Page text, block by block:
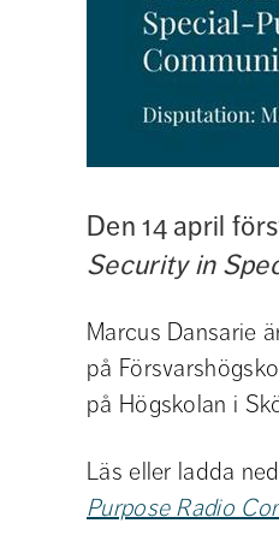
Den 14 april
Security in
Marcus Dansarie
på
på Högskolan i
Läs eller ladda
Purpose Radio